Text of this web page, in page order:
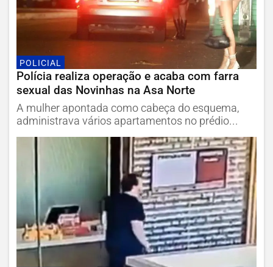
POLICIAL
Polícia realiza operação e acaba com farra
sexual das Novinhas na Asa Norte
A mulher apontada como cabeça do esquema,
administrava vários apartamentos no prédio...